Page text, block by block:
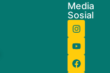
Media
Sosial